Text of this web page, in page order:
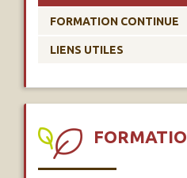
FORMATION CONTINUE
LIENS UTILES